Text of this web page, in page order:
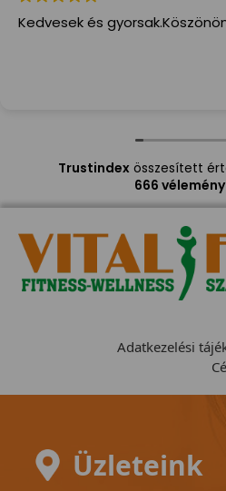
Kedvesek és
Trustindexösszesített
666 vélemény
Adatkezelési
Üzleteink